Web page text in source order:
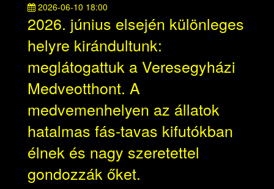
2026-06-10 18:00
2026. június elsején különleges
helyre kirándultunk:
meglátogattuk a Veresegyházi
Medveotthont. A
medvemenhelyen az állatok
hatalmas fás-tavas kifutókban
élnek és nagy szeretettel
gondozzák őket.